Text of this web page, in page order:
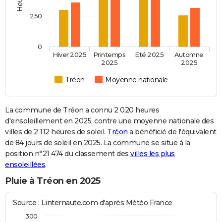
Tréon Moyenne nationale
Hiver 2025
Printemps
2025
Eté 2025
Automne
2025
0
250
La commune de Tréon a connu 2 020 heures
d'ensoleillement en 2025, contre une moyenne nationale des
villes de 2 112 heures de soleil. Tréon a bénéficié de l'équivalent
de 84 jours de soleil en 2025. La commune se situe à la
position n°21 474 du classement des villes les plus
ensoleillées.
Pluie à Tréon en 2025
Source : Linternaute.com d'après Météo France
300